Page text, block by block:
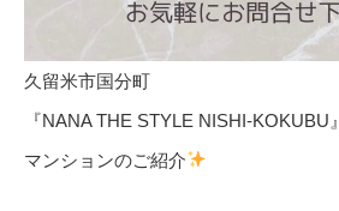
久留米市国分町
『NANA THE STYLE NISHI-KOKUBU』
マンションのご紹介